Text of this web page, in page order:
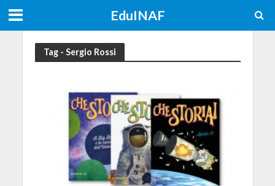
EduINAF
Tag - Sergio Rossi